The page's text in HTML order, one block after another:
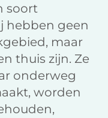
soort
hebben geen
maar
thuis zijn. Ze
onderweg
worden